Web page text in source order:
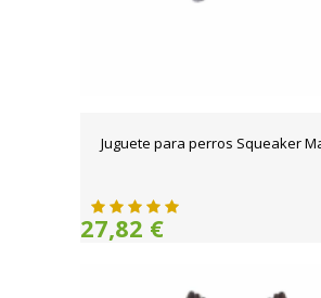
Juguete para perros Squeaker
27,82 €